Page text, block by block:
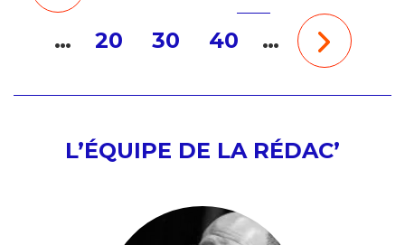
… 20 30 40 …
L’ÉQUIPE DE LA RÉDAC’